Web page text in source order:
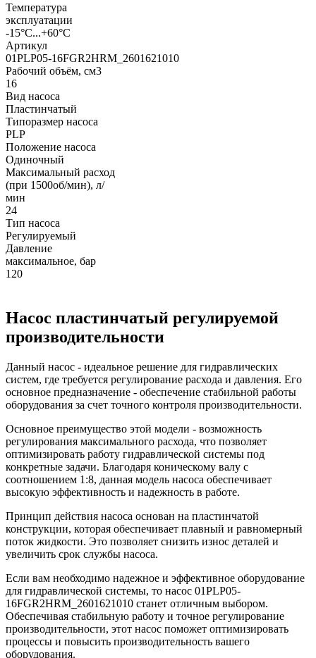
Температура
эксплуатации
-15°С...+60°С
Артикул
01PLP05-16FGR2HRM_2601621010
Рабочий объём, см3
16
Вид насоса
Пластинчатый
Типоразмер насоса
PLP
Положение насоса
Одиночный
Максимальный расход
(при 1500об/мин), л/
мин
24
Тип насоса
Регулируемый
Давление
максимальное, бар
120
Насос пластинчатый регулируемой
производительности
Данный насос - идеальное решение для гидравлических
систем, где требуется регулирование расхода и давления. Его
основное предназначение - обеспечение стабильной работы
оборудования за счет точного контроля производительности.
Основное преимущество этой модели - возможность
регулирования максимального расхода, что позволяет
оптимизировать работу гидравлической системы под
конкретные задачи. Благодаря коническому валу с
соотношением 1:8, данная модель насоса обеспечивает
высокую эффективность и надежность в работе.
Принцип действия насоса основан на пластинчатой
конструкции, которая обеспечивает плавный и равномерный
поток жидкости. Это позволяет снизить износ деталей и
увеличить срок службы насоса.
Если вам необходимо надежное и эффективное оборудование
для гидравлической системы, то насос 01PLP05-
16FGR2HRM_2601621010 станет отличным выбором.
Обеспечивая стабильную работу и точное регулирование
производительности, этот насос поможет оптимизировать
процессы и повысить производительность вашего
оборудования.